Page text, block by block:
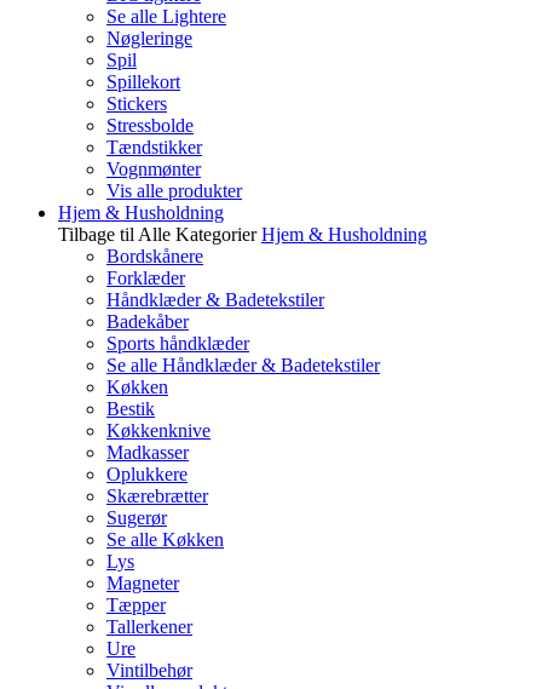
Se alle Lightere
Nøgleringe
Spil
Spillekort
Stickers
Stressbolde
Tændstikker
Vognmønter
Vis alle produkter
Hjem & Husholdning
Tilbage til Alle Kategorier Hjem & Husholdning
Bordskånere
Forklæder
Håndklæder & Badetekstiler
Badekåber
Sports håndklæder
Se alle Håndklæder & Badetekstiler
Køkken
Bestik
Køkkenknive
Madkasser
Oplukkere
Skærebrætter
Sugerør
Se alle Køkken
Lys
Magneter
Tæpper
Tallerkener
Ure
Vintilbehør